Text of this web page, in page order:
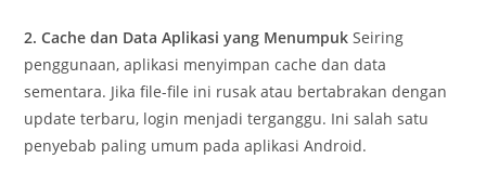
2. Cache dan Data Aplikasi yang Menumpuk Seiring
penggunaan, aplikasi menyimpan cache dan data
sementara. Jika file-file ini rusak atau bertabrakan dengan
update terbaru, login menjadi terganggu. Ini salah satu
penyebab paling umum pada aplikasi Android.